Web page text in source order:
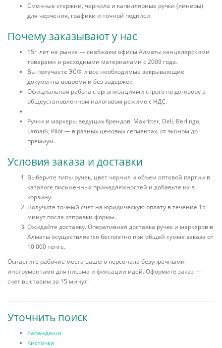
Сменные стержни, чернила и капиллярные ручки (линеры)
для черчения, графики и точной подписи.
Почему заказывают у нас
15+ лет на рынке — снабжаем офисы Алматы канцелярскими
товарами и расходными материалами с 2009 года.
Вы получаете ЭСФ и все необходимые закрывающие
документы вовремя и без задержек.
Официальная работа с организациями строго по договору в
общеустановленном налоговом режиме с НДС.
Ручки и маркеры ведущих брендов: Maxritter, Deli, Berlingo,
Lamark, Pilot — в разных ценовых сегментах, от эконом до
премиум.
Условия заказа и доставки
Выберите типы ручек, цвет чернил и объем оптовой партии в
каталоге письменных принадлежностей и добавьте их в
корзину.
Получите точный счет на юридическую оплату в течение 15
минут после отправки формы.
Ожидайте доставку. Оперативная доставка ручек и маркеров в
Алматы осуществляется бесплатно при общей сумме заказа от
10 000 тенге.
Оснастите рабочие места вашего персонала безупречными
инструментами для письма и фиксации идей. Оформите заказ —
счёт выставим за 15 минут!
Уточнить поиск
Карандаши
Кисточки